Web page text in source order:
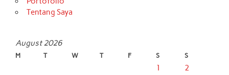
Tentang Saya
August 2026
M T W T F S S
1
2